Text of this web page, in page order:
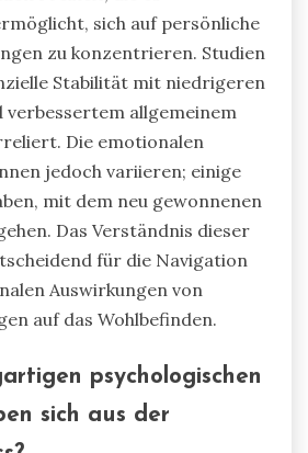
sich auf persönliche
zu konzentrieren. Studien
Stabilität mit niedrigeren
verbessertem allgemeinem
Die emotionalen
jedoch variieren; einige
mit dem neu gewonnenen
Das Verständnis dieser
für die Navigation
Auswirkungen von
auf das Wohlbefinden.
psychologischen
sich aus der